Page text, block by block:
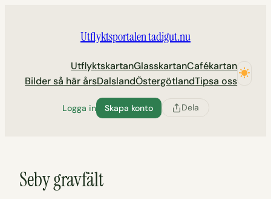
Utflyktsportalen tadigut.nu
UtflyktskartanGlasskartanCafékartan
Bilder så här årsDalslandÖstergötlandTipsa oss
Logga in Skapa konto Dela
Seby gravfält